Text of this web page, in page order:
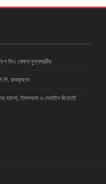
ডিএ ঘোষণা মুখ্যমন্ত্রীর
রাধাকৃষ্ণন
টাকাপয়সা ও মোবাইল ছিনতাই